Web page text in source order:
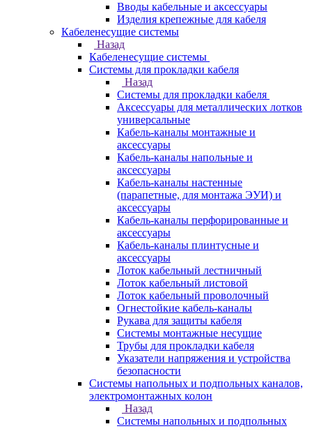
Вводы кабельные и аксессуары
Изделия крепежные для кабеля
Кабеленесущие системы
Назад
Кабеленесущие системы
Системы для прокладки кабеля
Назад
Системы для прокладки кабеля
Аксессуары для металлических лотков
универсальные
Кабель-каналы монтажные и
аксессуары
Кабель-каналы напольные и
аксессуары
Кабель-каналы настенные
(парапетные, для монтажа ЭУИ) и
аксессуары
Кабель-каналы перфорированные и
аксессуары
Кабель-каналы плинтусные и
аксессуары
Лоток кабельный лестничный
Лоток кабельный листовой
Лоток кабельный проволочный
Огнестойкие кабель-каналы
Рукава для защиты кабеля
Системы монтажные несущие
Трубы для прокладки кабеля
Указатели напряжения и устройства
безопасности
Системы напольных и подпольных каналов,
электромонтажных колон
Назад
Системы напольных и подпольных